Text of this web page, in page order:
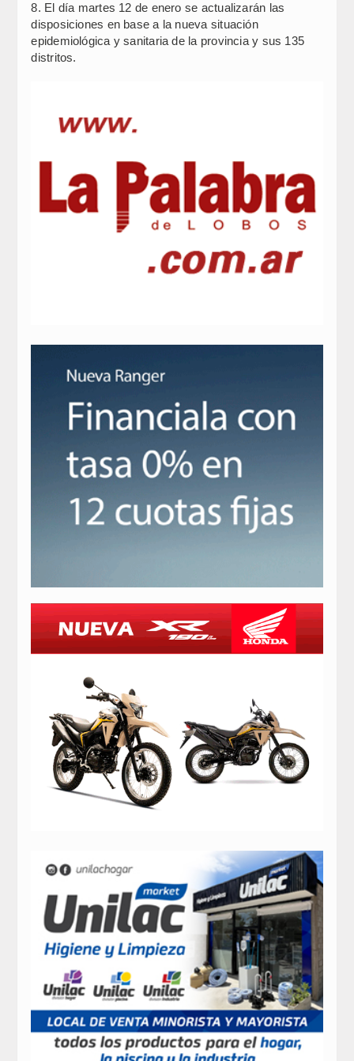
8. El día martes 12 de enero se actualizarán las
disposiciones en base a la nueva situación
epidemiológica y sanitaria de la provincia y sus 135
distritos.